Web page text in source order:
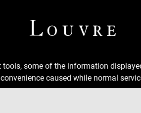
some of the information
caused while normal